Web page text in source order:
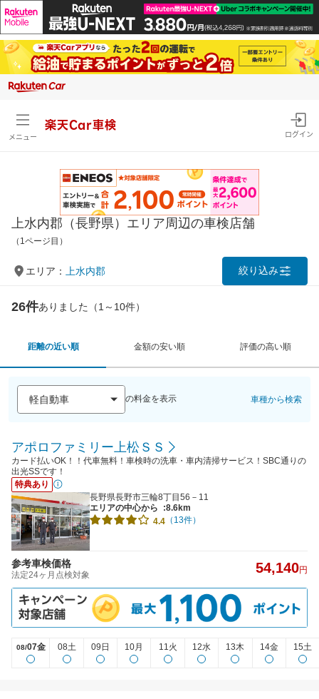
メニュー
楽天Car車検
ログイン
上水内郡（長野県）エリア周辺の車検店舗
（1ページ目）
エリア： 上水内郡 絞り込み
26件ありました（1～10件）
距離の近い順 金額の安い順 評価の高い順
の料金を表示 車種から検索
アポロファミリー上松ＳＳ
カード払いOK！！代車無料！車検時の洗車・車内清掃サービス！SBC通りの
出光SSです！
特典あり
長野県長野市三輪8丁目56－11
エリアの中心から
:8.6km
4.4 （13件）
参考車検価格
法定24ヶ月点検対象 54,140円
08/07金 08土 09日 10月 11火 12水 13木 14金 15土